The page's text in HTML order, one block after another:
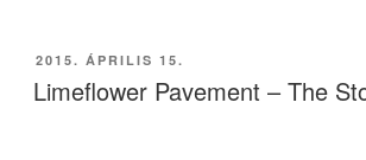
BEKÜLDVE:
2015. ÁPRILIS 15.
Limeflower Pavement – The